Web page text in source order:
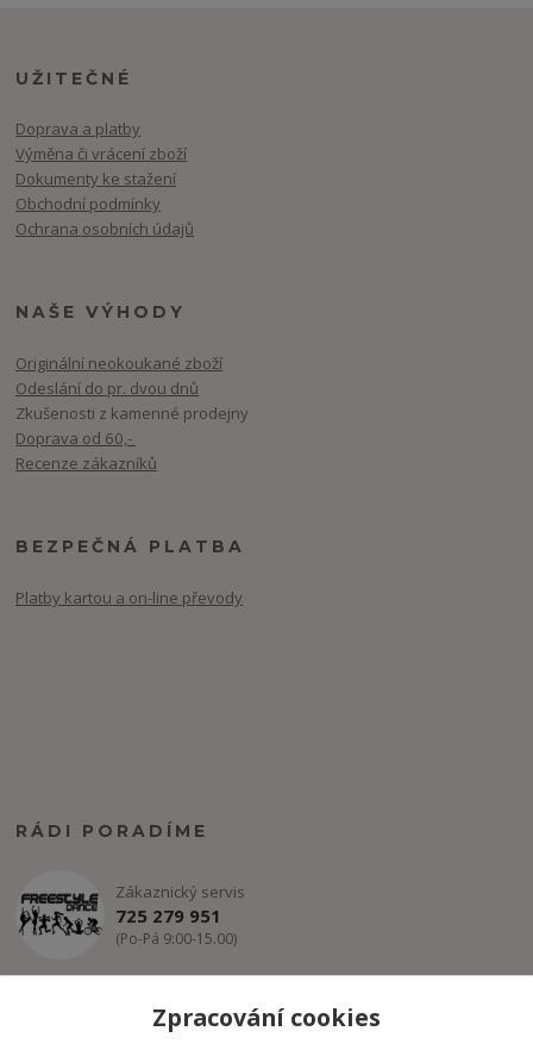
UŽITEČNÉ
Doprava a platby
Výměna či vrácení zboží
Dokumenty ke stažení
Obchodní podmínky
Ochrana osobních údajů
NAŠE VÝHODY
Originální neokoukané zboží
Odeslání do pr. dvou dnů
Zkušenosti z kamenné prodejny
Doprava od 60,-
Recenze zákazníků
BEZPEČNÁ PLATBA
Platby kartou a on-line převody
RÁDI PORADÍME
Zákaznický servis
725 279 951
(Po-Pá 9:00-15.00)
Zpracování cookies